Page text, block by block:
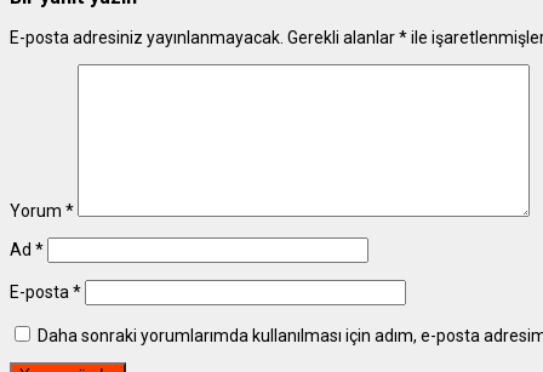
E-posta adresiniz yayınlanmayacak. Gerekli alanlar*ile
Yorum *
Ad *
E-posta *
Daha sonraki yorumlarımda kullanılması için adım, e-posta